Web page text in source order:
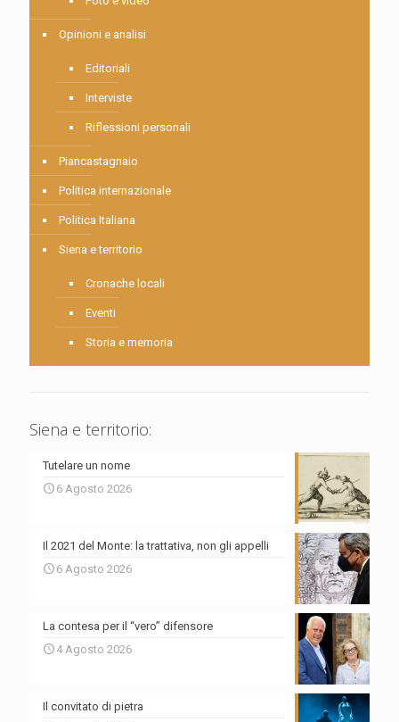
Opinioni e analisi
Editoriali
Interviste
Riflessioni personali
Piancastagnaio
Politica internazionale
Politica Italiana
Siena e territorio
Cronache locali
Eventi
Storia e memoria
Siena e territorio:
Tutelare un nome
6 Agosto 2026
Il 2021 del Monte: la trattativa, non gli appelli
6 Agosto 2026
La contesa per il “vero” difensore
4 Agosto 2026
Il convitato di pietra